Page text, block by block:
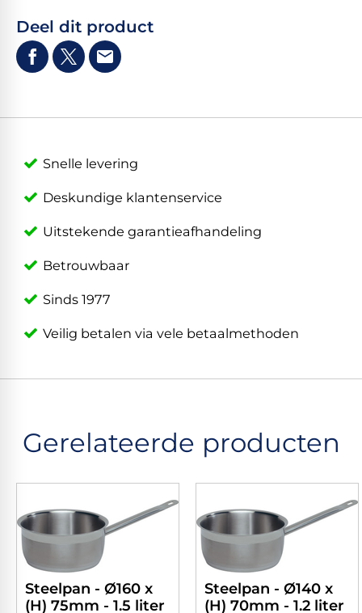
Deel dit product
Snelle levering
Deskundige klantenservice
Uitstekende garantieafhandeling
Betrouwbaar
Sinds 1977
Veilig betalen via vele betaalmethoden
Gerelateerde producten
Steelpan - Ø160 x
(H) 75mm - 1.5 liter
Steelpan - Ø140 x
(H) 70mm - 1.2 liter